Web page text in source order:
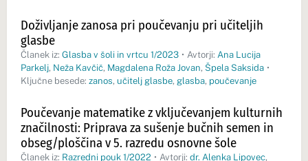
Doživljanje zanosa pri poučevanju pri učiteljih
glasbe
Članek iz: Glasba v šoli in vrtcu 1/2023 • Avtorji: Ana Lucija
Parkelj, Neža Kavčič, Magdalena Roža Jovan, Špela Saksida •
Ključne besede: zanos, učitelj glasbe, glasba, poučevanje
Poučevanje matematike z vključevanjem kulturnih
značilnosti: Priprava za sušenje bučnih semen in
obseg/ploščina v 5. razredu osnovne šole
Članek iz: Razredni pouk 1/2022 • Avtorji: dr. Alenka Lipovec,